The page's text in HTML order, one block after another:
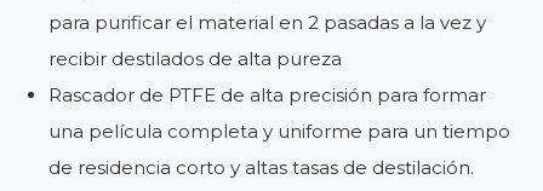
para purificar el material en 2 pasadas a la vez y
recibir destilados de alta pureza
Rascador de PTFE de alta precisión para formar
una película completa y uniforme para un tiempo
de residencia corto y altas tasas de destilación.